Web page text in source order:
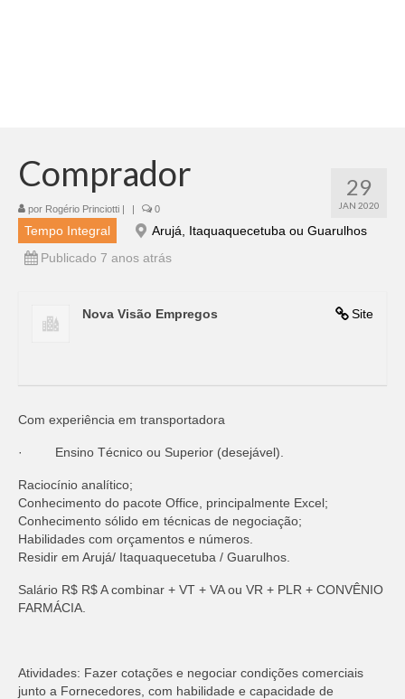
29
JAN 2020
Comprador
por Rogério Princiotti | | 0
Tempo Integral
Arujá, Itaquaquecetuba ou Guarulhos
Publicado 7 anos atrás
Site
Nova Visão Empregos
Com experiência em transportadora
· Ensino Técnico ou Superior (desejável).
Raciocínio analítico;
Conhecimento do pacote Office, principalmente Excel;
Conhecimento sólido em técnicas de negociação;
Habilidades com orçamentos e números.
Residir em Arujá/ Itaquaquecetuba / Guarulhos.
Salário R$ R$ A combinar + VT + VA ou VR + PLR + CONVÊNIO
FARMÁCIA.
Atividades: Fazer cotações e negociar condições comerciais
junto a Fornecedores, com habilidade e capacidade de